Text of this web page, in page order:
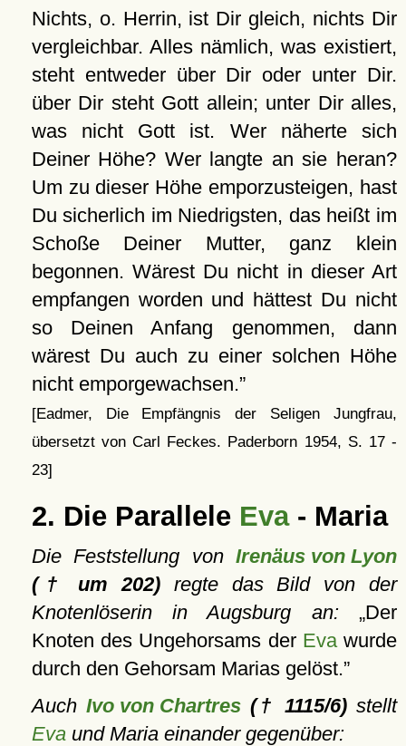
Nichts, o. Herrin, ist Dir gleich, nichts Dir
vergleichbar. Alles nämlich, was existiert,
steht entweder über Dir oder unter Dir.
über Dir steht Gott allein; unter Dir alles,
was nicht Gott ist. Wer näherte sich
Deiner Höhe? Wer langte an sie heran?
Um zu dieser Höhe emporzusteigen, hast
Du sicherlich im Niedrigsten, das heißt im
Schoße Deiner Mutter, ganz klein
begonnen. Wärest Du nicht in dieser Art
empfangen worden und hättest Du nicht
so Deinen Anfang genommen, dann
wärest Du auch zu einer solchen Höhe
nicht emporgewachsen.
[Eadmer, Die Empfängnis der Seligen Jungfrau,
übersetzt von Carl Feckes. Paderborn 1954, S. 17 -
23]
2. Die Parallele Eva- Maria
Die Feststellung von Irenäus von Lyon
(† um 202) regte das Bild von der
Knotenlöserin in Augsburg an:
Der
Knoten des Ungehorsams der Evawurde
durch den Gehorsam Marias gelöst.
AuchIvo von Chartres († 1115/6)stellt
Evaund Maria einander gegenüber: